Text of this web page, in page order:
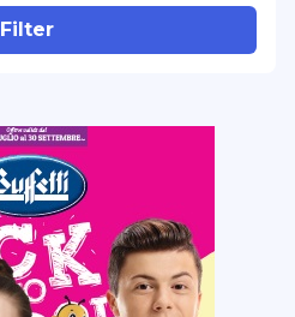
Filter